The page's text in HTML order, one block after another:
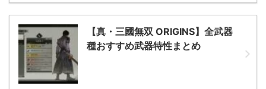
【真・三國無双 ORIGINS】全武器
種おすすめ武器特性まとめ